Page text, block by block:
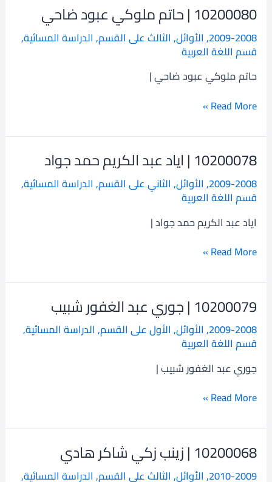
10200080 | حاتم ملوكي عبود ضاحي
2009-2008
, الأوائل, الثالث على القسم, الدراسة المسائية,
قسم اللغة العربية
حاتم ملوكي عبود ضاحي |
10200080
حاتم
ملوكي
عبود
ضاحي
Read More »
10200078 | اياد عبد الكريم حمد جواد
2009-2008
, الأوائل, الثاني على القسم, الدراسة المسائية,
قسم اللغة العربية
اياد عبد الكريم حمد جواد |
10200078
اياد
عبد
الكريم
حمد
جواد
Read More »
10200079 | جوري عبد الغفور شبيب
2009-2008
, الأوائل, الأول على القسم, الدراسة المسائية,
قسم اللغة العربية
جوري عبد الغفور شبيب |
10200079
جوري
عبد
الغفور
شبيب
Read More »
10200068 | زينب زكي شاكر هادي
2010-2009
, الأوائل, الثالث على القسم, الدراسة المسائية,
10200068